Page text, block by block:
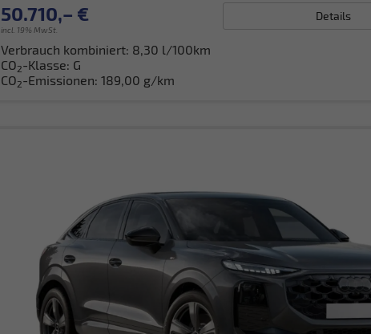
50.710,– €
incl. 19% MwSt.
Details
Verbrauch kombiniert: 8,30 l/100km
CO2-Klasse: G
CO2-Emissionen: 189,00 g/km